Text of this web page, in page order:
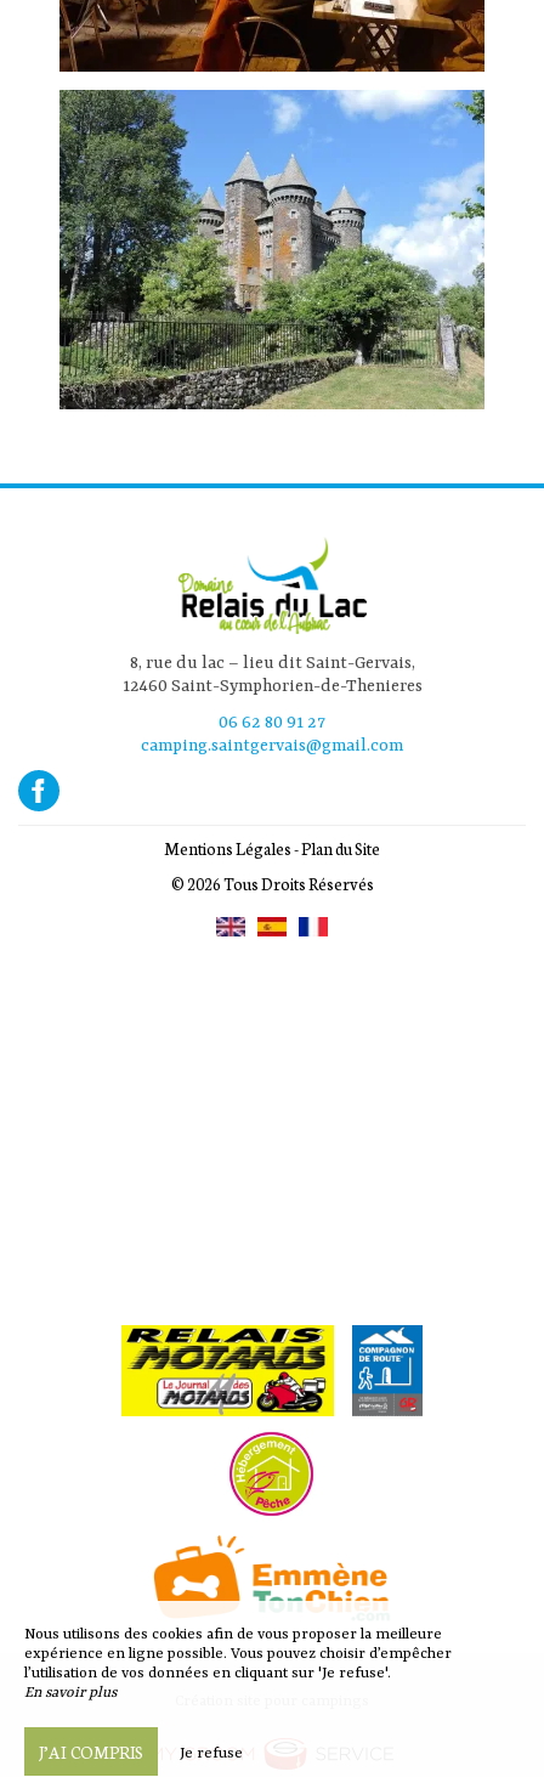
8, rue du lac – lieu dit Saint-Gervais,
12460 Saint-Symphorien-de-Thenieres
06 62 80 91 27
camping.saintgervais@gmail.com
Mentions Légales-Plan du Site
© 2026 Tous Droits Réservés
Nous utilisons des cookies afin de vous proposer la meilleure
expérience en ligne possible. Vous pouvez choisir d’empêcher
l’utilisation de vos données en cliquant sur 'Je refuse'.
En savoir plus
J’AI COMPRIS Je refuse